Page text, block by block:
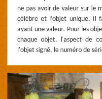
ne pas avoir de valeur sur le
célèbre et l’objet unique. Il
ayant une valeur. Pour les
chaque objet, l'aspect de
l'objet signé, le numéro de